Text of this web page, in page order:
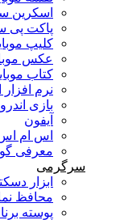
اسکرین
پاکت پی
کلیپ
عکس
کتاب
نرم افزار
بازی
آیفون
اس ام
معرفی
سرگرمی
ابزار
محافظ
پوسته